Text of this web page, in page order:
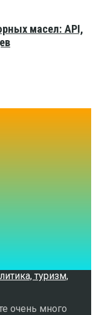
масел: API,
очень много